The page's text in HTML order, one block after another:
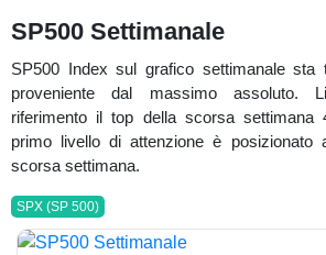
SP500 Settimanale
SP500 Index sul grafico settimanale sta
proveniente dal massimo assoluto.
riferimento il top della scorsa settimana
primo livello di attenzione è posizionato
scorsa settimana.
SPX (SP 500)